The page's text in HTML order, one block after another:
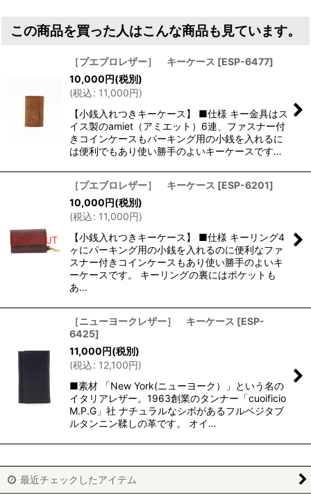
この商品を買った人はこんな商品も見ています。
［プエブロレザー］ キーケース [ESP-6477]
10,000円(税別)
(税込: 11,000円)
【小銭入れつきキーケース】 ■仕様 キー金具はス
イス製のamiet（アミエット）6連、ファスナー付
きコインケースもパーキング用の小銭を入れるに
は便利でもあり使い勝手のよいキーケースです…
［プエブロレザー］ キーケース [ESP-6201]
10,000円(税別)
(税込: 11,000円)
【小銭入れつきキーケース】 ■仕様 キーリング4
ヶにパーキング用の小銭を入れるのに便利なファ
スナー付きコインケースもあり使い勝手のよいキ
ーケースです。 キーリングの裏にはポケットも
あ…
［ニューヨークレザー］ キーケース [ESP-
6425]
11,000円(税別)
(税込: 12,100円)
■素材 「New York(ニューヨーク）」という名の
イタリアレザー。1963創業のタンナー「cuoificio
M.P.G」社 ナチュラルなシボがあるフルベジタブ
ルタンニン鞣しの革です。 オイ…
最近チェックしたアイテム